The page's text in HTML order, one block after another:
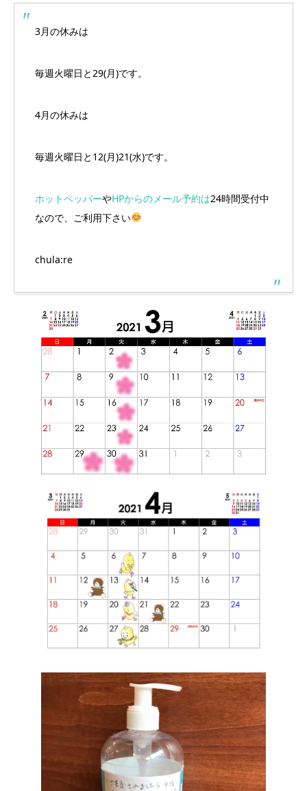
3月の休みは
毎週火曜日と29(月)です。
4月の休みは
毎週火曜日と12(月)21(水)です。
ホットペッパーやHPからのメール予約は24時間受付中
なので、ご利用下さい
chula:re